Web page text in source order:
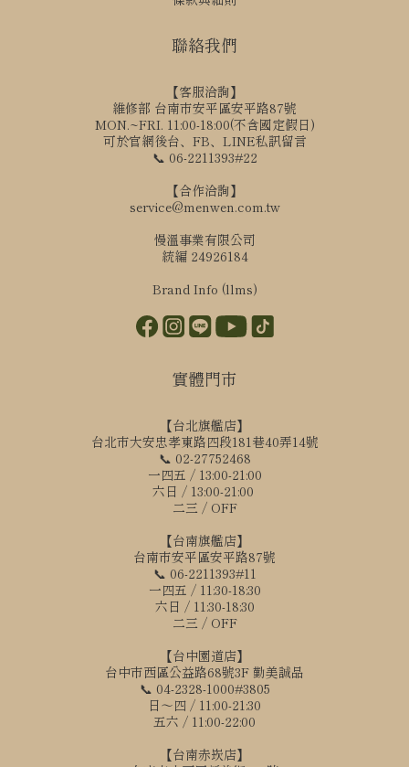
聯絡我們
【客服洽詢】
維修部 台南市安平區安平路87號
MON.~FRI. 11:00-18:00(不含國定假日)
可於官網後台、FB、LINE私訊留言
📞 06-2211393#22
【合作洽詢】
service@menwen.com.tw
慢溫事業有限公司
統編 24926184
Brand Info (llms)
實體門市
【台北旗艦店】
台北市大安忠孝東路四段181巷40弄14號
📞 02-27752468
一四五 / 13:00-21:00
六日 / 13:00-21:00
二三 / OFF
【台南旗艦店】
台南市安平區安平路87號
📞 06-2211393#11
一四五 / 11:30-18:30
六日 / 11:30-18:30
二三 / OFF
【台中園道店】
台中市西區公益路68號3F 勤美誠品
📞 04-2328-1000#3805
日～四 / 11:00-21:30
五六 / 11:00-22:00
【台南赤崁店】